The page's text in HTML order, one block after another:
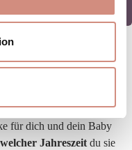
FÜR
für dich und dein Baby
welcher Jahreszeitdu sie